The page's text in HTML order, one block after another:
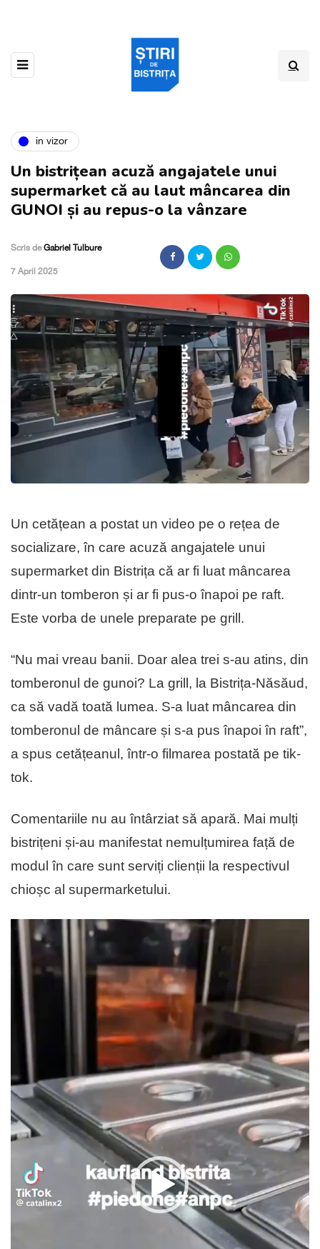
in vizor
Un bistrițean acuză angajatele unui
supermarket că au laut mâncarea din
GUNOI și au repus-o la vânzare
Scris deGabriel Tulbure
,7 April 2025
Un cetățean a postat un video pe o rețea de
socializare, în care acuză angajatele unui
supermarket din Bistrița că ar fi luat mâncarea
dintr-un tomberon și ar fi pus-o înapoi pe raft.
Este vorba de unele preparate pe grill.
“Nu mai vreau banii. Doar alea trei s-au atins, din
tomberonul de gunoi? La grill, la Bistrița-Năsăud,
ca să vadă toată lumea. S-a luat mâncarea din
tomberonul de mâncare și s-a pus înapoi în raft”,
a spus cetățeanul, într-o filmarea postată pe tik-
tok.
Comentariile nu au întârziat să apară. Mai mulți
bistrițeni și-au manifestat nemulțumirea față de
modul în care sunt serviți clienții la respectivul
chioșc al supermarketului.
Video
Player